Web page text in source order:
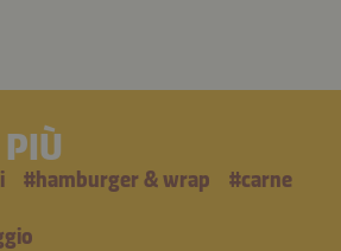
#hamburger & wrap #carne